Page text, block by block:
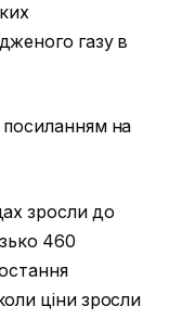
газу в
на
зросли до
460
ціни зросли